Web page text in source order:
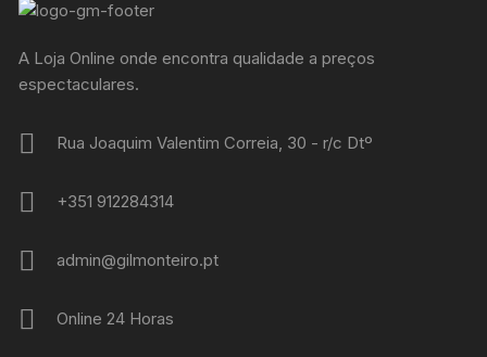
A Loja Online onde encontra qualidade a preços
espectaculares.
Rua Joaquim Valentim Correia, 30 - r/c Dtº
+351 912284314
admin@gilmonteiro.pt
Online 24 Horas